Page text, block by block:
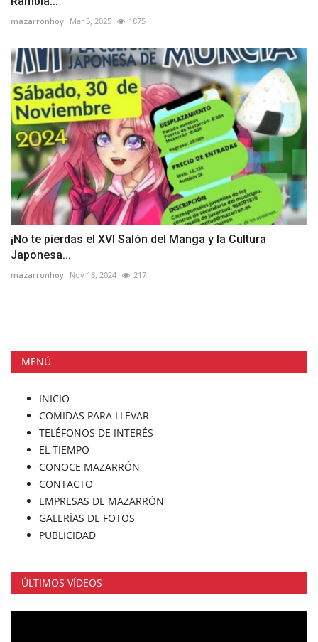
mazarronhoy Mar 5, 2025 1875
¡No te pierdas el XVI Salón del Manga y la Cultura
Japonesa...
mazarronhoy Nov 18, 2024 217
MENÚ
INICIO
COMIDAS PARA LLEVAR
TELÉFONOS DE INTERÉS
EL TIEMPO
CONOCE MAZARRÓN
CONTACTO
EMPRESAS DE MAZARRÓN
GALERÍAS DE FOTOS
PUBLICIDAD
ÚLTIMOS VÍDEOS